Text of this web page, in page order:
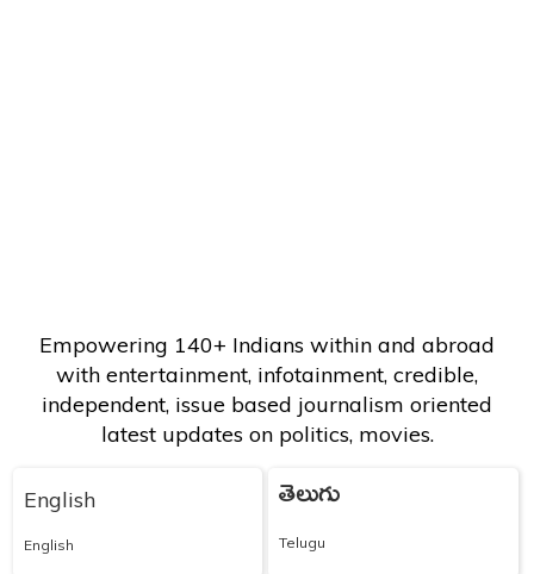
Empowering 140+ Indians within and abroad
with entertainment, infotainment, credible,
independent, issue based journalism oriented
latest updates on politics, movies.
English
English
తెలుగు
Telugu